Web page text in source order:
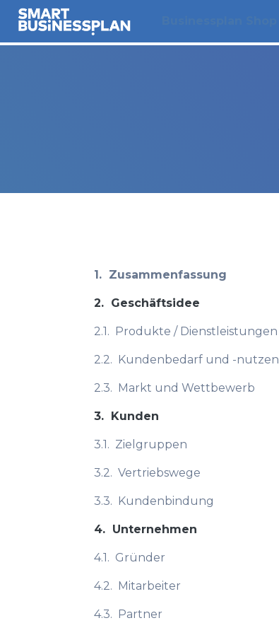
1. Zusammenfassung
2. Geschäftsidee
2.1. Produkte / Dienstleistungen
2.2. Kundenbedarf und -nutzen
2.3. Markt und Wettbewerb
3. Kunden
3.1. Zielgruppen
3.2. Vertriebswege
3.3. Kundenbindung
4. Unternehmen
4.1. Gründer
4.2. Mitarbeiter
4.3. Partner